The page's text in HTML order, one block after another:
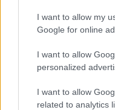
I want to allow my
Google for online
I want to allow
personalized
I want to allow
related to analytics
des régurgitations.
volume ou de pression
symptômes les plus